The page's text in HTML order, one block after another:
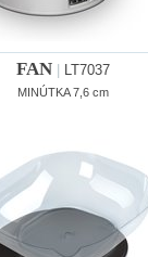
FAN LT7037
MINÚTKA 7,6 cm